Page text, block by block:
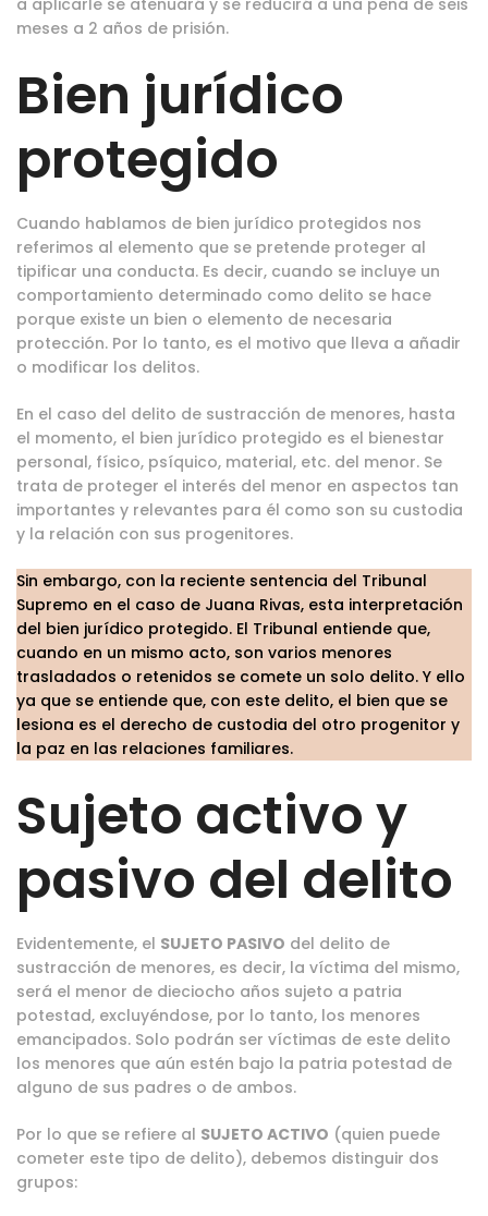
meses a 2 años de prisión.
Bien jurídico
protegido
Cuando hablamos de bien jurídico protegidos nos
referimos al elemento que se pretende proteger al
tipificar una conducta. Es decir, cuando se incluye un
comportamiento determinado como delito se hace
porque existe un bien o elemento de necesaria
protección. Por lo tanto, es el motivo que lleva a añadir
o modificar los delitos.
En el caso del delito de sustracción de menores, hasta
el momento, el bien jurídico protegido es el bienestar
personal, físico, psíquico, material, etc. del menor. Se
trata de proteger el interés del menor en aspectos tan
importantes y relevantes para él como son su custodia
y la relación con sus progenitores.
Sin embargo, con la reciente sentencia del Tribunal
Supremo en el caso de Juana Rivas, esta interpretación
del bien jurídico protegido. El Tribunal entiende que,
cuando en un mismo acto, son varios menores
trasladados o retenidos se comete un solo delito. Y ello
ya que se entiende que, con este delito, el bien que se
lesiona es el derecho de custodia del otro progenitor y
la paz en las relaciones familiares.
Sujeto activo y
pasivo del delito
Evidentemente, el SUJETO PASIVO del delito de
sustracción de menores, es decir, la víctima del mismo,
será el menor de dieciocho años sujeto a patria
potestad, excluyéndose, por lo tanto, los menores
emancipados. Solo podrán ser víctimas de este delito
los menores que aún estén bajo la patria potestad de
alguno de sus padres o de ambos.
Por lo que se refiere al SUJETO ACTIVO (quien puede
cometer este tipo de delito), debemos distinguir dos
grupos: